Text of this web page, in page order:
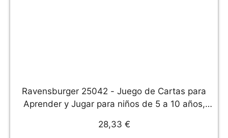
Ravensburger 25042 - Juego de Cartas para
Aprender y Jugar para niños de 5 a 10 años,
28,33 €